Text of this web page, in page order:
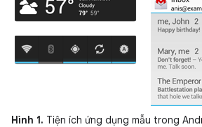
Hình 1. Tiện ích ứng dụng mẫu trong